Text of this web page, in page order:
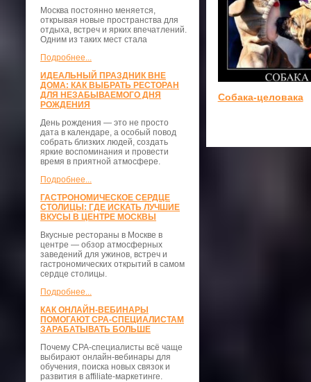
Москва постоянно меняется,
открывая новые пространства для
отдыха, встреч и ярких впечатлений.
Одним из таких мест стала
Подробнее...
ИДЕАЛЬНЫЙ ПРАЗДНИК ВНЕ
ДОМА: КАК ВЫБРАТЬ РЕСТОРАН
ДЛЯ НЕЗАБЫВАЕМОГО ДНЯ
РОЖДЕНИЯ
День рождения — это не просто
дата в календаре, а особый повод
собрать близких людей, создать
яркие воспоминания и провести
время в приятной атмосфере.
Подробнее...
ГАСТРОНОМИЧЕСКОЕ СЕРДЦЕ
СТОЛИЦЫ: ГДЕ ИСКАТЬ ЛУЧШИЕ
ВКУСЫ В ЦЕНТРЕ МОСКВЫ
Вкусные рестораны в Москве в
центре — обзор атмосферных
заведений для ужинов, встреч и
гастрономических открытий в самом
сердце столицы.
Подробнее...
КАК ОНЛАЙН-ВЕБИНАРЫ
ПОМОГАЮТ CPA-СПЕЦИАЛИСТАМ
ЗАРАБАТЫВАТЬ БОЛЬШЕ
Почему CPA-специалисты всё чаще
выбирают онлайн-вебинары для
обучения, поиска новых связок и
развития в affiliate-маркетинге.
Собака-целовака